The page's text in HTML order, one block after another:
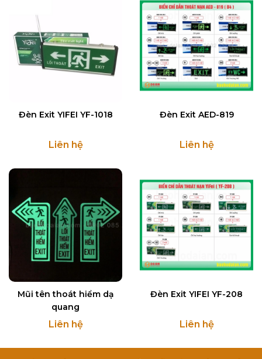
Đèn Exit YIFEI YF-1018
Liên hệ
Đèn Exit AED-819
Liên hệ
Mũi tên thoát hiểm dạ
quang
Liên hệ
Đèn Exit YIFEI YF-208
Liên hệ